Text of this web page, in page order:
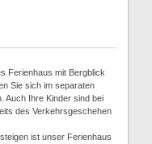
Ferienhaus mit Bergblick
Sie sich im separaten
Auch Ihre Kinder sind bei
des Verkehrsgeschehen
ist unser Ferienhaus